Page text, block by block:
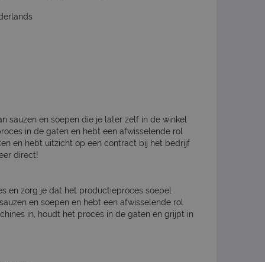
sauzen en soepen die je later zelf in de winkel
in de gaten en hebt een afwisselende rol
en hebt uitzicht op een contract bij het bedrijf
direct!
en zorg je dat het productieproces soepel
en soepen en hebt een afwisselende rol
in, houdt het proces in de gaten en grijpt in